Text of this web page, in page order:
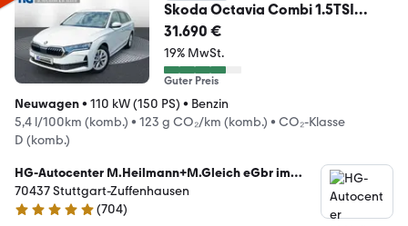
Skoda Octavia Combi 1.5TSI
eHeck ACC AHK 5J.Gar.Side
31.690 €
19% MwSt.
Guter Preis
Neuwagen• 110 kW (150 PS) • Benzin
5,4 l/100km (komb.) • 123 g CO₂/km (komb.) • CO₂-Klasse
D (komb.)
HG-Autocenter M.Heilmann+M.Gleich eGbr im
Autohaus Marquardt
70437 Stuttgart-Zuffenhausen
4.8 Sterne
(704)